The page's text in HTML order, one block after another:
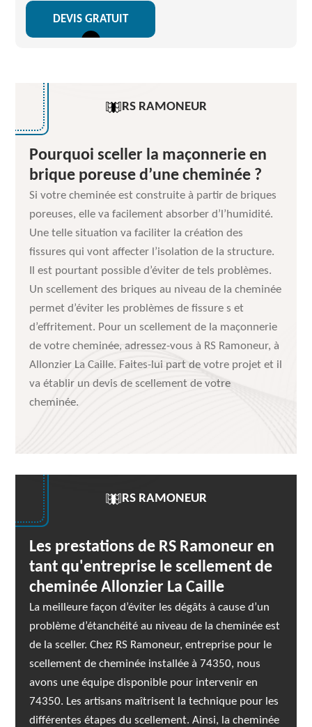
DEVIS GRATUIT
RS RAMONEUR
Pourquoi sceller la maçonnerie en
brique poreuse d’une cheminée ?
Si votre cheminée est construite à partir de briques
poreuses, elle va facilement absorber d’l’humidité.
Une telle situation va faciliter la création des
fissures qui vont affecter l’isolation de la structure.
Il est pourtant possible d’éviter de tels problèmes.
Un scellement des briques au niveau de la cheminée
permet d’éviter les problèmes de fissure s et
d’effritement. Pour un scellement de la maçonnerie
de votre cheminée, adressez-vous à RS Ramoneur, à
Allonzier La Caille. Faites-lui part de votre projet et il
va établir un devis de scellement de votre
cheminée.
RS RAMONEUR
Les prestations de RS Ramoneur en
tant qu'entreprise le scellement de
cheminée Allonzier La Caille
La meilleure façon d’éviter les dégâts à cause d’un
problème d’étanchéité au niveau de la cheminée est
de la sceller. Chez RS Ramoneur, entreprise pour le
scellement de cheminée installée à 74350, nous
avons une équipe disponible pour intervenir en
74350. Les artisans maîtrisent la technique pour les
différentes étapes du scellement. Ainsi, la cheminée